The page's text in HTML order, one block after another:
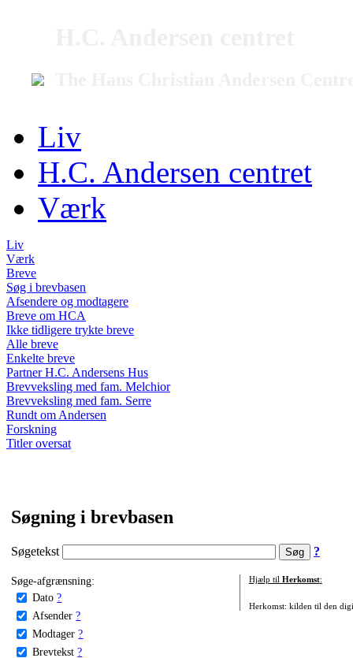
Liv
H.C. Andersen centret
Værk
Liv
Værk
Breve
Søg i brevbasen
Afsendere og modtagere
Breve om HCA
Ikke tidligere trykte breve
Alle breve
Enkelte breve
Partner H.C. Andersens Hus
Brevveksling med fam. Melchior
Brevveksling med fam. Serre
Rundt om Andersen
Forskning
Titler oversat
Søgning i brevbasen
Søgetekst ?
Søge-afgrænsning:
Dato ?
Afsender ?
Modtager ?
Brevtekst ?
Hjælp til Herkomst:
Herkomst: kilden til den